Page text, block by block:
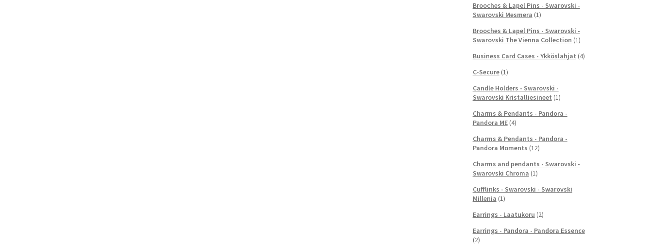
Brooches & Lapel Pins - Swarovski -
Swarovski Mesmera (1)
Brooches & Lapel Pins - Swarovski -
Swarovski The Vienna Collection (1)
Business Card Cases - Ykköslahjat (4)
C-Secure (1)
Candle Holders - Swarovski -
Swarovski Kristalliesineet (1)
Charms & Pendants - Pandora -
Pandora ME (4)
Charms & Pendants - Pandora -
Pandora Moments (12)
Charms and pendants - Swarovski -
Swarovski Chroma (1)
Cufflinks - Swarovski - Swarovski
Millenia (1)
Earrings - Laatukoru (2)
Earrings - Pandora - Pandora Essence
(2)